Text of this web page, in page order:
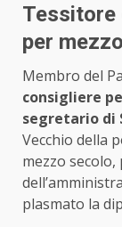
Tessitore
per
Membro del
consigliere
segretario di
Vecchio della
mezzo
plasmato la